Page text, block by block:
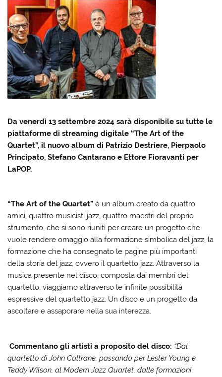
Da venerdì 13 settembre 2024 sarà disponibile su tutte le
piattaforme di streaming digitale “The Art of the
Quartet”, il nuovo album di Patrizio Destriere, Pierpaolo
Principato, Stefano Cantarano e Ettore Fioravanti per
LaPOP.
“The Art of the Quartet” è un album creato da quattro
amici, quattro musicisti jazz, quattro maestri del proprio
strumento, che si sono riuniti per creare un progetto che
vuole rendere omaggio alla formazione simbolica del jazz; la
formazione che ha consegnato le pagine più importanti
della storia del jazz, ovvero il quartetto jazz. Attraverso la
musica presente nel disco, composta dai membri del
quartetto, viaggiamo attraverso le infinite possibilità
espressive del quartetto jazz. Un disco e un progetto da
ascoltare e assaporare nella sua interezza.
Commentano gli artisti a proposito del disco: “Dal
quartetto di John Coltrane, passando per Lester Young e
Teddy Wilson, al Modern Jazz Quartet, dalle formazioni